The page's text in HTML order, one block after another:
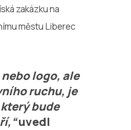
zakázku na
městu Liberec
logo, ale
ruchu, je
bude
uvedl